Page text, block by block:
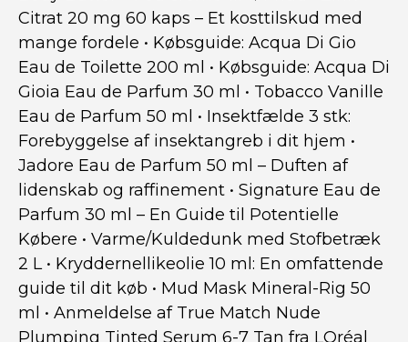
Citrat 20 mg 60 kaps – Et kosttilskud med
mange fordele • Købsguide: Acqua Di Gio
Eau de Toilette 200 ml • Købsguide: Acqua Di
Gioia Eau de Parfum 30 ml • Tobacco Vanille
Eau de Parfum 50 ml • Insektfælde 3 stk:
Forebyggelse af insektangreb i dit hjem •
Jadore Eau de Parfum 50 ml – Duften af
lidenskab og raffinement • Signature Eau de
Parfum 30 ml – En Guide til Potentielle
Købere • Varme/Kuldedunk med Stofbetræk
2 L• Kryddernellikeolie 10 ml: En omfattende
guide til dit køb • Mud Mask Mineral-Rig 50
ml • Anmeldelse af True Match Nude
Plumping Tinted Serum 6-7 Tan fra LOréal